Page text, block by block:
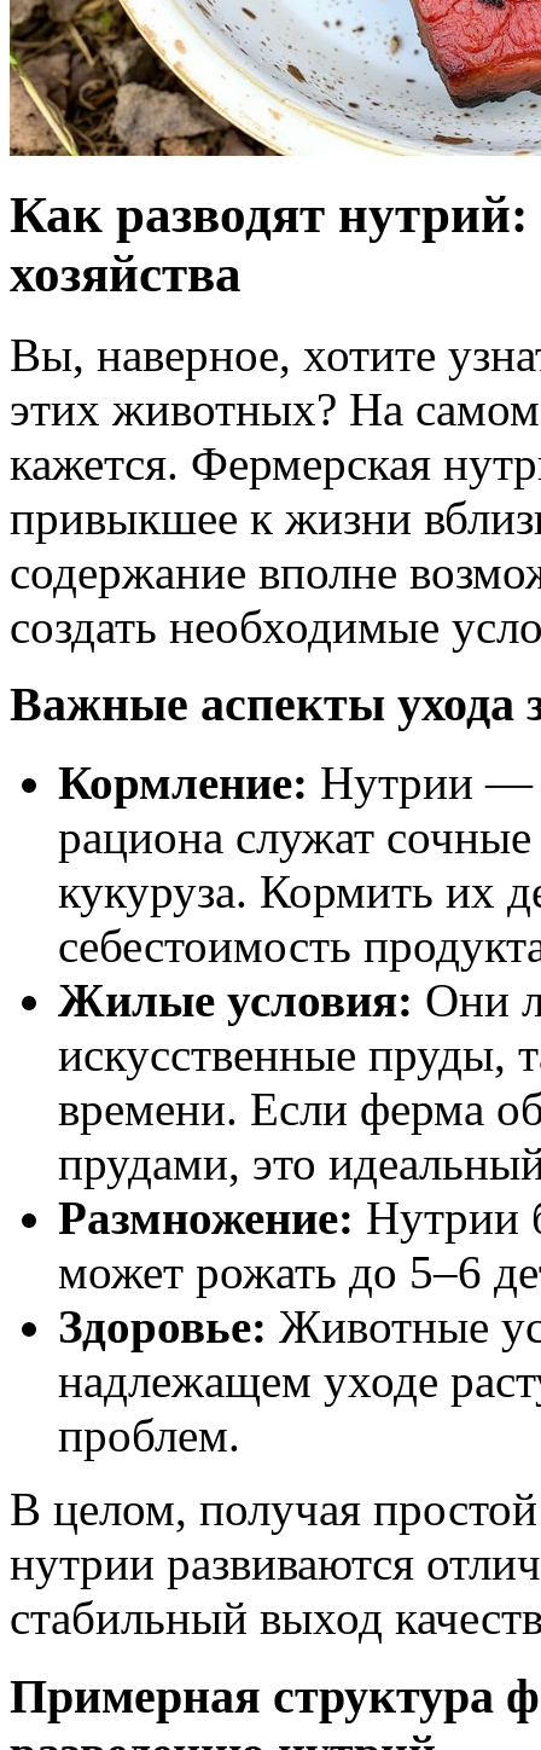
Как разводят нутрий:
хозяйства
Вы, наверное, хотите
этих животных? На
кажется. Фермерская
привыкшее к жизни
содержание вполне
создать необходимые
Важные аспекты ухода
Кормление: Нутрии —
рациона служат
кукуруза. Кормить их
себестоимость
Жилые условия: Они
искусственные пруды,
времени. Если ферма
прудами, это
Размножение: Нутрии
может рожать до 5–6
Здоровье: Животные
надлежащем уходе
проблем.
В целом, получая
нутрии развиваются
стабильный выход
Примерная структура